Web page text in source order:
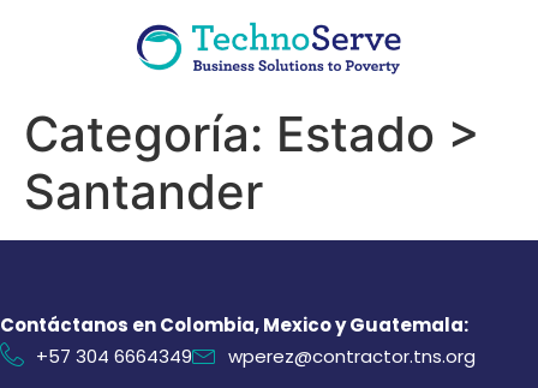
Categoría: Estado >
Santander
Contáctanos en Colombia, Mexico y Guatemala:
+57 304 6664349
wperez@contractor.tns.org